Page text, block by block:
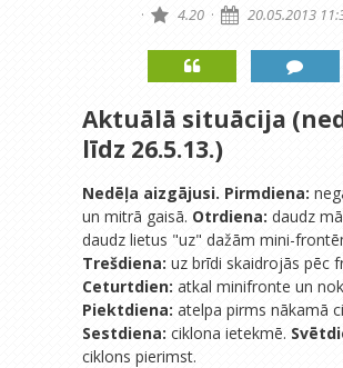
·
4.20 · 20.05.2013
Aktuālā situācija
līdz 26.5.13.)
Nedēļa aizgājusi. Pirmdiena:
un mitrā gaisā. Otrdiena: daudz
daudz lietus "uz" dažām mini-
Trešdiena: uz brīdi skaidrojās pēc
Ceturtdien: atkal minifronte un
Piektdiena: atelpa pirms nākamā
Sestdiena: ciklona ietekmē.
ciklons pierimst.